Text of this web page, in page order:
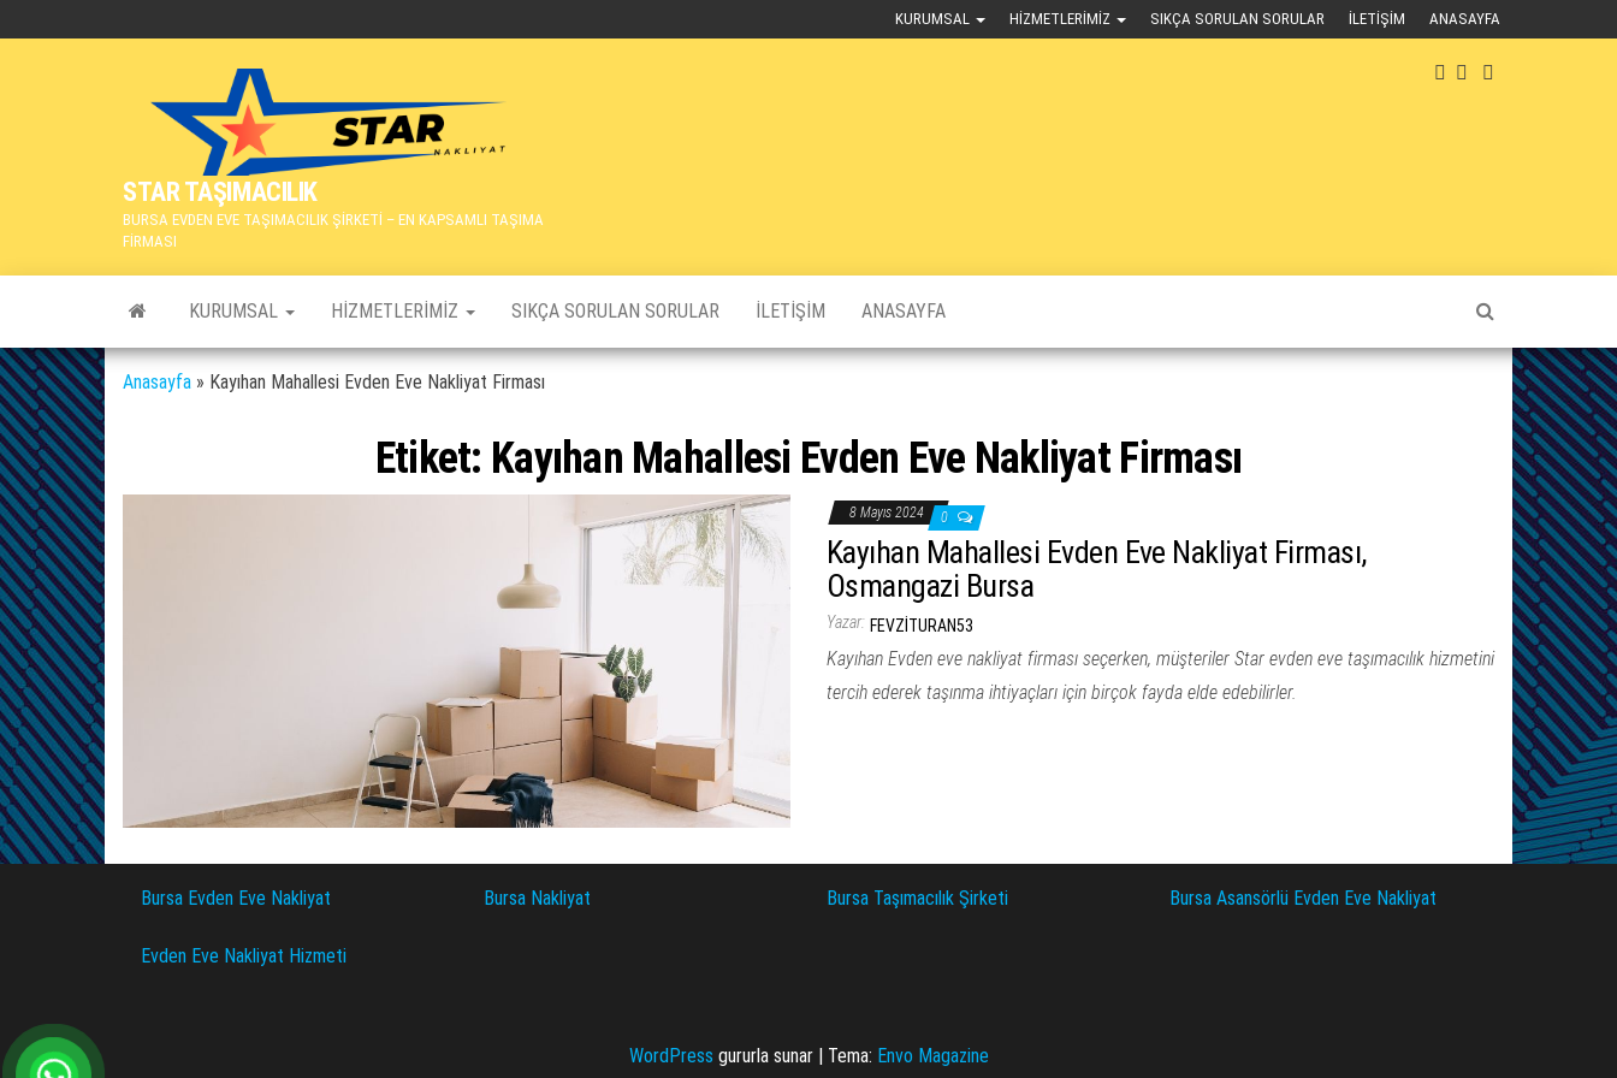
KURUMSAL HIZMETLERIMIZ SIKÇA SORULAN SORULAR İLETIŞIM ANASAYFA
STAR TAŞIMACILIK
BURSA EVDEN EVE TAŞIMACILIK ŞİRKETİ – EN KAPSAMLI TAŞIMA
FİRMASI
KURUMSAL HIZMETLERIMIZ SIKÇA SORULAN SORULAR İLETIŞIM ANASAYFA
Anasayfa » Kayıhan Mahallesi Evden Eve Nakliyat Firması
Etiket: Kayıhan Mahallesi Evden Eve Nakliyat Firması
8 Mayıs 2024 0
Kayıhan Mahallesi Evden Eve Nakliyat Firması,
Osmangazi Bursa
Yazar: FEVZITURAN53
Kayıhan Evden eve nakliyat firması seçerken, müşteriler Star evden eve taşımacılık hizmetini
tercih ederek taşınma ihtiyaçları için birçok fayda elde edebilirler.
Bursa Evden Eve Nakliyat Bursa Nakliyat Bursa Taşımacılık Şirketi Bursa Asansörlü Evden Eve Nakliyat
Evden Eve Nakliyat Hizmeti
WordPress gururla sunar Tema: Envo Magazine